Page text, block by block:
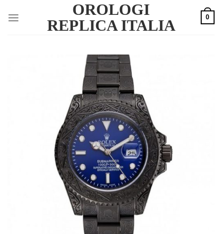
OROLOGI
REPLICA ITALIA
0